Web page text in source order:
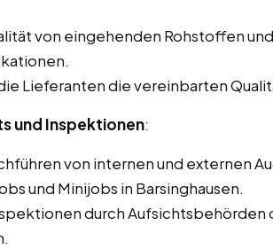
von eingehenden Rohstoffen
Lieferanten die vereinbarten
und Inspektionen:
von internen und externen
und Minijobs in Barsinghausen.
durch Aufsichtsbehörden